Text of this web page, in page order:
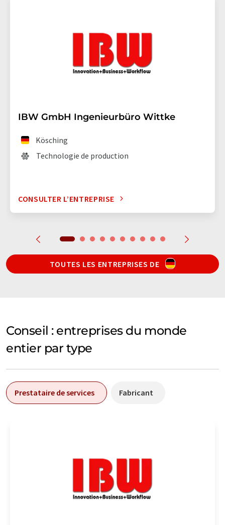
IBW GmbH Ingenieurbüro Wittke
Kösching
Technologie de production
CONSULTER L’ENTREPRISE
TOUTES LES ENTREPRISES DE
Conseil : entreprises du monde
entier par type
Prestataire de services Fabricant